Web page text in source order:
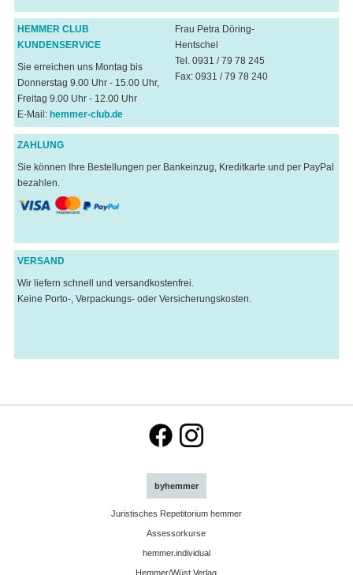
HEMMER CLUB
KUNDENSERVICE
Sie erreichen uns Montag bis
Donnerstag 9.00 Uhr - 15.00 Uhr,
Freitag 9.00 Uhr - 12.00 Uhr
E-Mail: hemmer-club.de
Frau Petra Döring-
Hentschel
Tel. 0931 / 79 78 245
Fax: 0931 / 79 78 240
ZAHLUNG
Sie können Ihre Bestellungen per Bankeinzug, Kreditkarte und per PayPal
bezahlen.
VERSAND
Wir liefern schnell und versandkostenfrei.
Keine Porto-, Verpackungs- oder Versicherungskosten.
byhemmer
Juristisches Repetitorium hemmer
Assessorkurse
hemmer.individual
Hemmer/Wüst Verlag